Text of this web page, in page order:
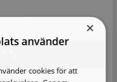
×
använder
cookies för att